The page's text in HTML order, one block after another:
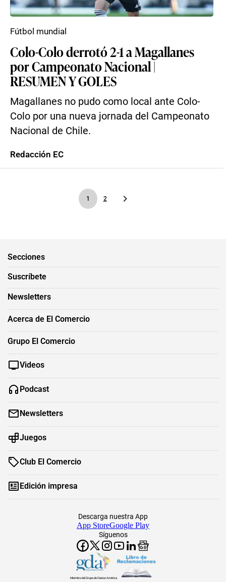
Colo-Colo derrotó 2-1 a Magallanes
por Campeonato Nacional |
RESUMEN Y GOLES
Magallanes no pudo como local ante Colo-
Colo por una nueva jornada del Campeonato
Nacional de Chile.
Fútbol mundial
Redacción EC
1 2
Secciones
Suscríbete
Newsletters
Acerca de El Comercio
Grupo El Comercio
Videos
Podcast
Newsletters
Juegos
Club El Comercio
Edición impresa
Síguenos
Descarga nuestra App
App StoreGoogle Play
Miembro del Grupo de Diarios América